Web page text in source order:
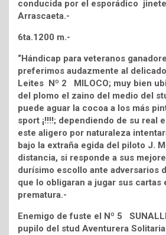
conducida por el esporádico
Arrascaeta.-
6ta.1200 m.-
“Hándicap para veteranos
preferimos audazmente al
Leites Nº 2 MILOCO; muy bien
del plomo el zaino del medio del
puede aguar la cocoa a los más
sport ¡!!!!; dependiendo de su real
este aligero por naturaleza
bajo la extraña egida del piloto J.
distancia, si responde a sus
durísimo escollo ante adversarios
que lo obligaran a jugar sus cartas
prematura.-
Enemigo de fuste el Nº 5
pupilo del stud Aventurera